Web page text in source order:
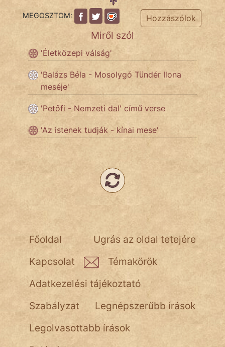
Láron Ádám
nagyöreg
NapHold
Név nélkül
szegény legény
MEGOSZTOM: Hozzászólok
Miről szól
'Életközepi válság'
'Balázs Béla - Mosolygó Tündér Ilona
meséje'
'Petőfi - Nemzeti dal' című verse
'Az istenek tudják - kínai mese'
Ugrás az oldal tetejére
Főoldal
Kapcsolat
Témakörök
Adatkezelési tájékoztató
Szabályzat
Legnépszerűbb írások
Legolvasottabb írások